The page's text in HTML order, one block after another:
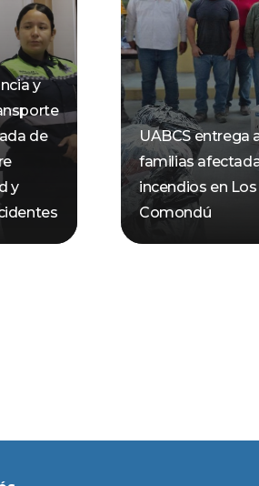
y
de
y
UABCS entrega
familias
incendios en Los
Comondú